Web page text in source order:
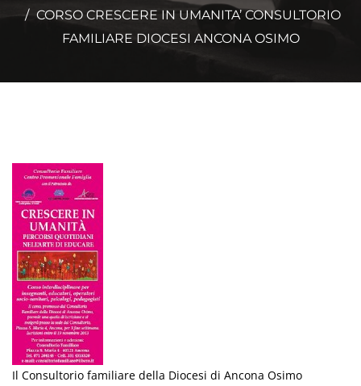
CORSO CRESCERE IN UMANITA’ CONSULTORIO
FAMILIARE DIOCESI ANCONA OSIMO
Il Consultorio familiare della Diocesi di Ancona Osimo